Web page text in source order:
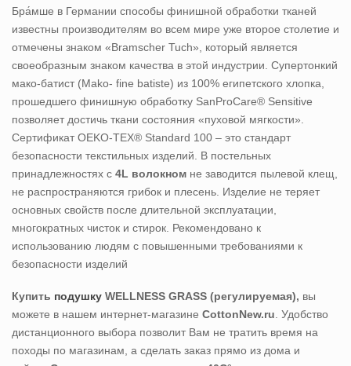
Бра́мше в Германии способы финишной обработки тканей
известны производителям во всем мире уже второе столетие и
отмечены знаком «Bramscher Tuch», который является
своеобразным знаком качества в этой индустрии. Супертонкий
мако-батист (Mako- fine batiste) из 100% египетского хлопка,
прошедшего финишную обработку SanProCare® Sensitive
позволяет достичь ткани состояния «пуховой мягкости».
Сертификат OEKO-TEX® Standard 100 – это стандарт
безопасности текстильных изделий. В постельных
принадлежностях с 4L волокном не заводится пылевой клещ,
не распространяются грибок и плесень. Изделие не теряет
основных свойств после длительной эксплуатации,
многократных чисток и стирок. Рекомендовано к
использованию людям с повышенными требованиями к
безопасности изделий
Купить подушку WELLNESS GRASS (регулируемая), вы
можете в нашем интернет-магазине CottonNew.ru. Удобство
дистанционного выбора позволит Вам не тратить время на
походы по магазинам, а сделать заказ прямо из дома и